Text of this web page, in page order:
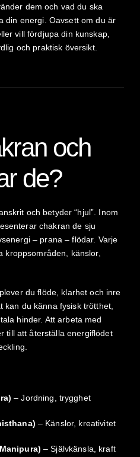
dem och vad du ska
din energi. Oavsett om du är
vill fördjupa din kunskap,
och praktisk översikt.
och
de?
och betyder “hjul”. Inom
chakran de sju
– prana – flödar. Varje
kroppsområden, känslor,
du flöde, klarhet och inre
kan du känna fysisk trötthet,
hinder. Att arbeta med
till att återställa energiflödet
– Jordning, trygghet
– Känslor, kreativitet
– Självkänsla, kraft